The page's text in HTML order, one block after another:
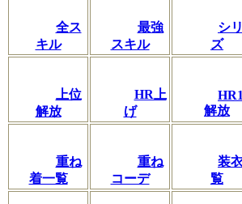
全ス
キル
最強
スキル
シ
ズ
上位
解放
HR上
げ
解放
重ね
着一覧
重ね
コーデ
装
覧